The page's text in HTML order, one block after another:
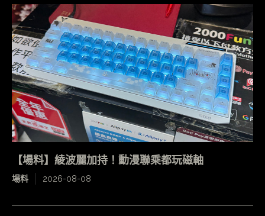
【場料】綾波麗加持！動漫聯乘都玩磁軸
場料 2026-08-08